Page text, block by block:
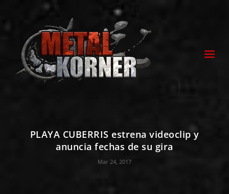
PLAYA CUBERRIS estrena videoclip y
anuncia fechas de su gira
Mar 24, 2017